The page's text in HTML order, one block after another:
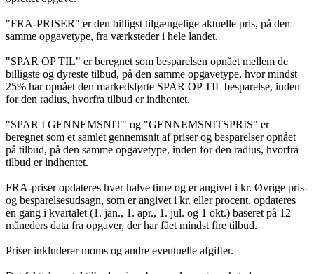
"FRA-PRISER" er den billigst tilgængelige aktuelle pris, på den
samme opgavetype, fra værksteder i hele landet.
"SPAR OP TIL" er beregnet som besparelsen opnået mellem de
billigste og dyreste tilbud, på den samme opgavetype, hvor mindst
25% har opnået den markedsførte SPAR OP TIL besparelse, inden
for den radius, hvorfra tilbud er indhentet.
"SPAR I GENNEMSNIT" og "GENNEMSNITSPRIS" er
beregnet som et samlet gennemsnit af priser og besparelser opnået
på tilbud, på den samme opgavetype, inden for den radius, hvorfra
tilbud er indhentet.
FRA-priser opdateres hver halve time og er angivet i kr. Øvrige pris-
og besparelsesudsagn, som er angivet i kr. eller procent, opdateres
en gang i kvartalet (1. jan., 1. apr., 1. jul. og 1 okt.) baseret på 12
måneders data fra opgaver, der har fået mindst fire tilbud.
Priser inkluderer moms og andre eventuelle afgifter.